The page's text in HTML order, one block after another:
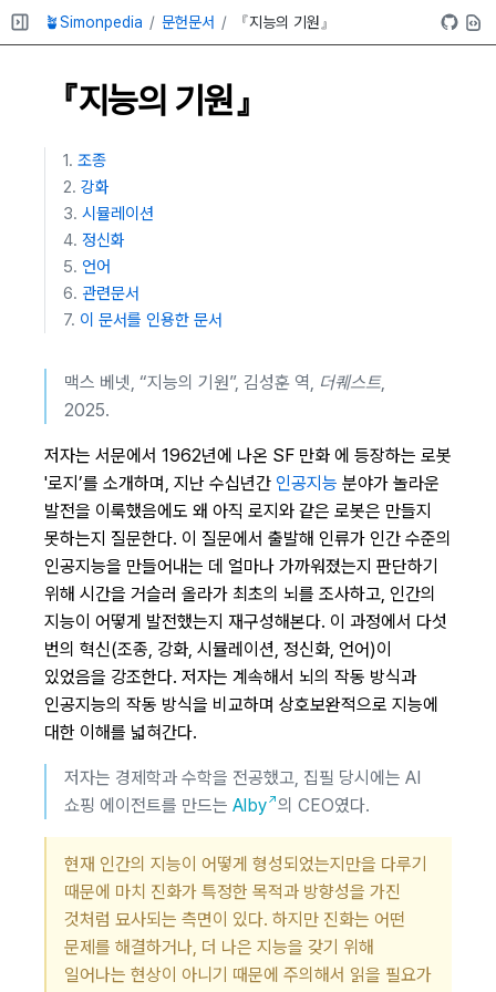
🪴Simonpedia 문헌문서 『지능의 기원』
『지능의 기원』
조종
강화
시뮬레이션
정신화
언어
관련문서
이 문서를 인용한 문서
맥스 베넷, “지능의 기원”, 김성훈 역, 더퀘스트,
2025.
저자는 서문에서 1962년에 나온 SF 만화 에 등장하는 로봇
'로지’를 소개하며, 지난 수십년간 인공지능 분야가 놀라운
발전을 이룩했음에도 왜 아직 로지와 같은 로봇은 만들지
못하는지 질문한다. 이 질문에서 출발해 인류가 인간 수준의
인공지능을 만들어내는 데 얼마나 가까워졌는지 판단하기
위해 시간을 거슬러 올라가 최초의 뇌를 조사하고, 인간의
지능이 어떻게 발전했는지 재구성해본다. 이 과정에서 다섯
번의 혁신(조종, 강화, 시뮬레이션, 정신화, 언어)이
있었음을 강조한다. 저자는 계속해서 뇌의 작동 방식과
인공지능의 작동 방식을 비교하며 상호보완적으로 지능에
대한 이해를 넓혀간다.
저자는 경제학과 수학을 전공했고, 집필 당시에는 AI
쇼핑 에이전트를 만드는 Alby 의 CEO였다.
현재 인간의 지능이 어떻게 형성되었는지만을 다루기
때문에 마치 진화가 특정한 목적과 방향성을 가진
것처럼 묘사되는 측면이 있다. 하지만 진화는 어떤
문제를 해결하거나, 더 나은 지능을 갖기 위해
일어나는 현상이 아니기 때문에 주의해서 읽을 필요가